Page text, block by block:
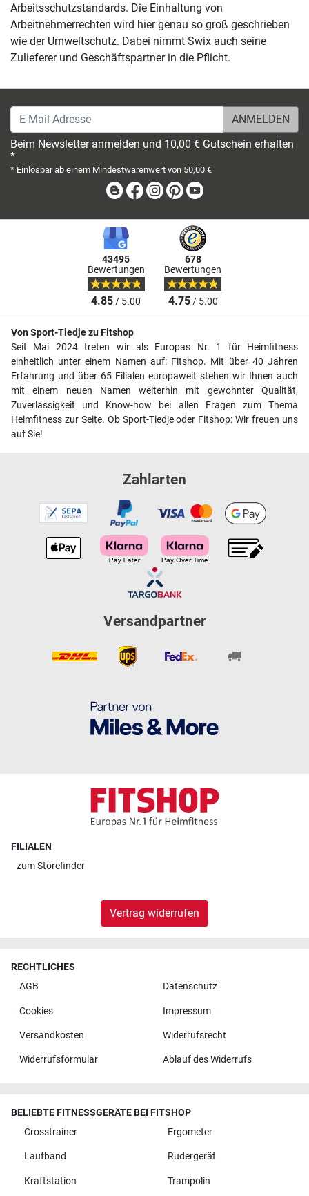
Arbeitsschutzstandards. Die Einhaltung von
Arbeitnehmerrechten wird hier genau so groß geschrieben
wie der Umweltschutz. Dabei nimmt Swix auch seine
Zulieferer und Geschäftspartner in die Pflicht.
E-Mail-Adresse
Beim Newsletter anmelden und 10,00 € Gutschein erhalten
*
* Einlösbar ab einem Mindestwarenwert von 50,00 €
BlogFacebook
Instagram
Pinterest
43495
Bewertungen
4.85/ 5.00
678
Bewertungen
4.75/ 5.00
Von Sport-Tiedje zu Fitshop
Seit Mai 2024 treten wir als Europas Nr. 1 für Heimfitness
einheitlich unter einem Namen auf: Fitshop. Mit über 40 Jahren
Erfahrung und über 65 Filialen europaweit stehen wir Ihnen auch
mit einem neuen Namen weiterhin mit gewohnter Qualität,
Zuverlässigkeit und Know-how bei allen Fragen zum Thema
Heimfitness zur Seite. Ob Sport-Tiedje oder Fitshop: Wir freuen uns
auf Sie!
Zahlarten
Versandpartner
FILIALEN
zumStorefinder
Vertrag widerrufen
RECHTLICHES
AGB
Datenschutz
Cookies Impressum
Versandkosten Widerrufsrecht
Widerrufsformular Ablauf des Widerrufs
BELIEBTE FITNESSGERÄTE BEI FITSHOP
Crosstrainer
Ergometer
Laufband Rudergerät
Kraftstation Trampolin